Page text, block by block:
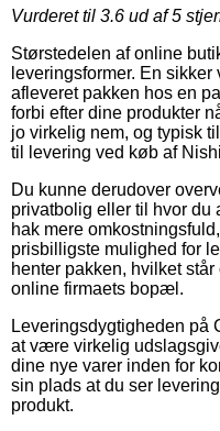
Vurderet til 3.6 ud af 5
Størstedelen af online
leveringsformer. En
afleveret pakken hos en
forbi efter dine produkter
jo virkelig nem, og typisk
til levering ved køb af
Du kunne derudover
privatbolig eller til hvor du
hak mere
prisbilligste mulighed for
henter pakken, hvilket
online firmaets bopæl.
Leveringsdygtigheden på
at være virkelig
dine nye varer inden for
sin plads at du ser
produkt.